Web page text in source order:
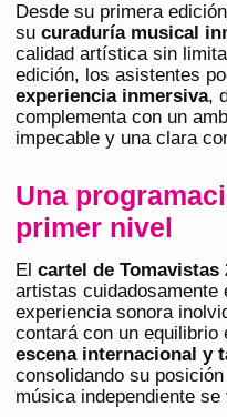
Desde su primera
su curaduría musical
calidad artística sin
edición, los asistentes
experiencia inmersiva,
complementa con un
impecable y una clara
Una
primer nivel
El cartel de Tomavistas
artistas cuidadosamente
experiencia sonora
contará con un equilibrio
escena internacional y
consolidando su
música independiente